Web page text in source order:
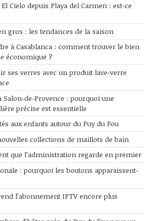
Cielo depuis Playa del Carmen : est-ce
gros : les tendances de la saison
à Casablanca : comment trouver le bien
économique ?
ses verres avec un produit lave-verre
Salon-de-Provence : pourquoi une
précise est essentielle
aux enfants autour du Puy du Fou
collections de maillots de bain
que l’administration regarde en premier
: pourquoi les boutons apparaissent-
l’abonnement IPTV encore plus